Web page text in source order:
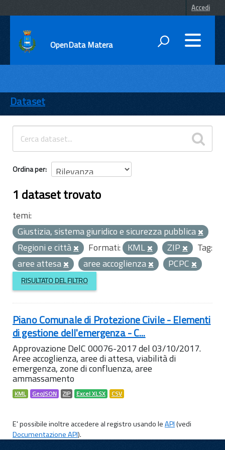
Accedi
OpenData Matera
ENTI
TEMI
INFORMAZIONI
Dataset
Ordina per
1 dataset trovato
temi:
Giustizia, sistema giuridico e sicurezza pubblica
Regioni e città
Formati: KML ZIP
Tag:
aree attesa
aree accoglienza PCPC
RISULTATO DEL FILTRO
Piano Comunale di Protezione Civile - Elementi
di gestione dell'emergenza - C...
Approvazione DelC 00076-2017 del 03/10/2017.
Aree accoglienza, aree di attesa, viabilità di
emergenza, zone di confluenza, aree
ammassamento
KML GeoJSON ZIP Excel XLSX CSV
E' possibile inoltre accedere al registro usando leAPI(vedi
Documentazione API).